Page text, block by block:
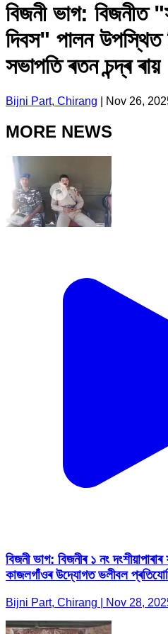
বিজনী ভাগ: বিজনীত
দিবস" পালন উপস্থিত
সভাপতি ৰতন চন্দ্ৰ ৰায়
Bijni Part, Chirang Nov 26,
MORE NEWS
বিজনী ভাগ: বিজনীৰ ১ নং
কাজলগাঁওৰ উদ্যোগত ভলীবল
Bijni Part, Chirang | Nov 28,